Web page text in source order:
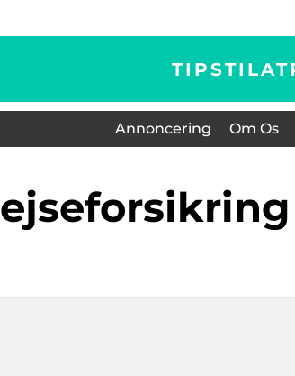
Annoncering Om Os